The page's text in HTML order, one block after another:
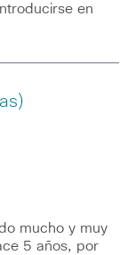
en
mucho y muy
5 años, por